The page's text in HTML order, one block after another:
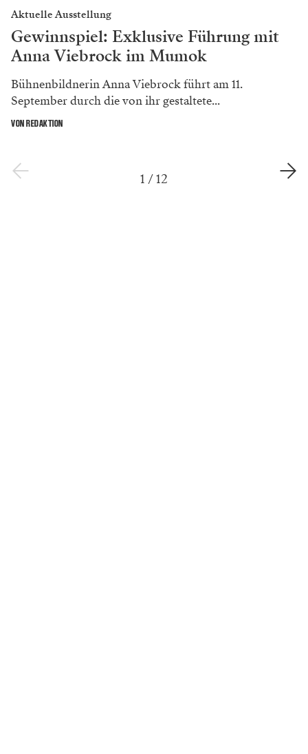
Aktuelle Ausstellung
Gewinnspiel: Exklusive Führung mit
Anna Viebrock im Mumok
Bühnenbildnerin Anna Viebrock führt am 11.
September durch die von ihr gestaltete...
VON REDAKTION
1 /12